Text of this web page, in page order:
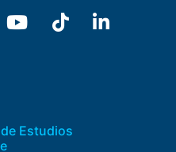
Estudios